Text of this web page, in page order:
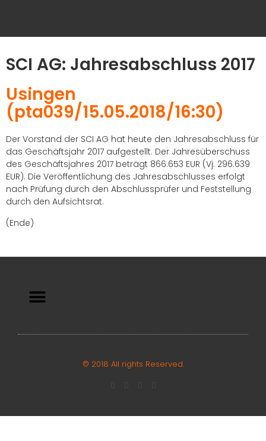
SCI AG: Jahresabschluss 2017
Usingen
(pta039/15.05.2018/16:30)
Der Vorstand der SCI AG hat heute den Jahresabschluss für
das Geschäftsjahr 2017 aufgestellt. Der Jahresüberschuss
des Geschäftsjahres 2017 beträgt 866.653 EUR (Vj. 296.639
EUR). Die Veröffentlichung des Jahresabschlusses erfolgt
nach Prüfung durch den Abschlussprüfer und Feststellung
durch den Aufsichtsrat.
(Ende)
© 2018 All rights Reserved.